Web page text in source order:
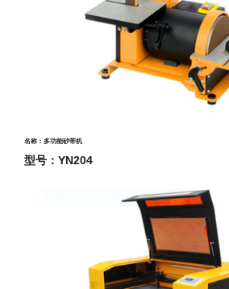
名称：多功能砂带机
型号：YN204